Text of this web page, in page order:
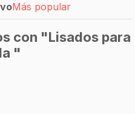
Más popular
con "Lisados para
"